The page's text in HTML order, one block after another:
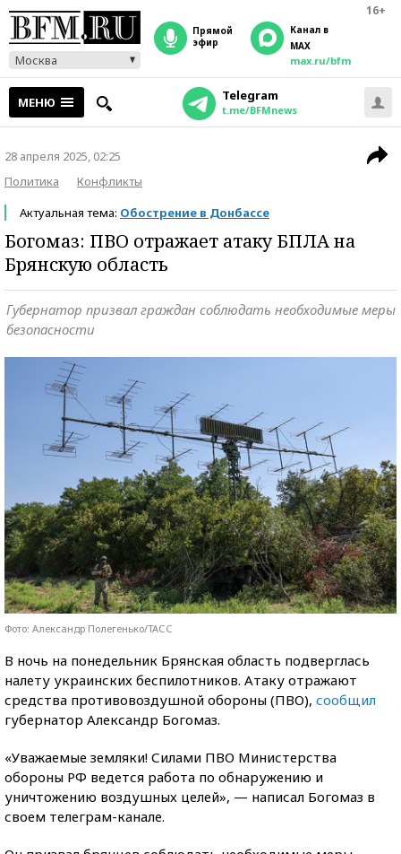
16+
Москва
прямой
эфир
Канал в
MAX
max.ru/bfm
МЕНЮ Telegram
t.me/BFMnews
28 апреля 2025, 02:25
Политика
Конфликты
Актуальная тема: Обострение в Донбассе
Богомаз: ПВО отражает атаку БПЛА на
Брянскую область
Губернатор призвал граждан соблюдать необходимые меры
безопасности
Фото: Александр Полегенько/ТАСС
В ночь на понедельник Брянская область подверглась
налету украинских беспилотников. Атаку отражают
средства противовоздушной обороны (ПВО), сообщил
губернатор Александр Богомаз.
«Уважаемые земляки! Силами ПВО Министерства
обороны РФ ведется работа по обнаружению и
уничтожению воздушных целей», — написал Богомаз в
своем телеграм-канале.